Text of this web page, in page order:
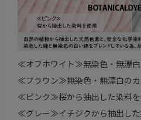
≪オフホワイト≫無染色・無漂
≪ブラウン≫無染色・無漂白の
≪ピンク≫桜から抽出した染料を
≪グレー≫イチジクから抽出し